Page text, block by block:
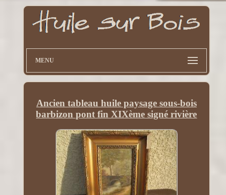
MENU
Ancien tableau huile paysage sous-bois
barbizon pont fin XIXème signé rivière